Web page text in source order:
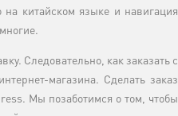
китайском языке и навигация
Следовательно, как заказать с
магазина. Сделать заказ
Мы позаботимся о том, чтобы